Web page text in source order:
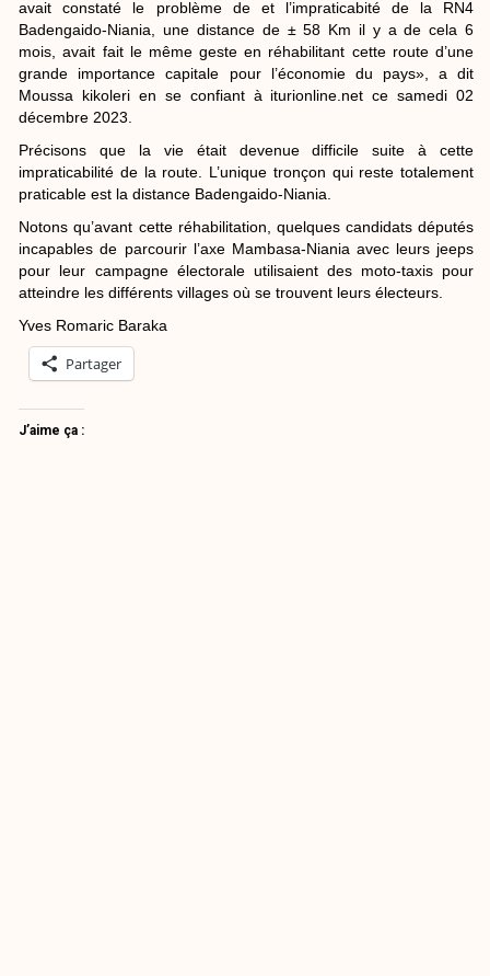
décembre 2023.
Précisons que la vie était devenue difficile suite à cette
impraticabilité de la route. L’unique tronçon qui reste totalement
praticable est la distance Badengaido-Niania.
Notons qu’avant cette réhabilitation, quelques candidats députés
incapables de parcourir l’axe Mambasa-Niania avec leurs jeeps
pour leur campagne électorale utilisaient des moto-taxis pour
atteindre les différents villages où se trouvent leurs électeurs.
Yves Romaric Baraka
Partager
J’aime ça :